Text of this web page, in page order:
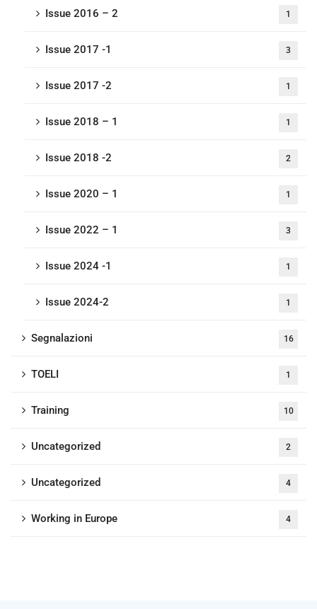
Issue 2016 – 2 1
Issue 2017 -1 3
Issue 2017 -2 1
Issue 2018 – 1 1
Issue 2018 -2 2
Issue 2020 – 1 1
Issue 2022 – 1 3
Issue 2024 -1 1
Issue 2024-2 1
Segnalazioni 16
TOELI 1
Training 10
Uncategorized 2
Uncategorized 4
Working in Europe 4